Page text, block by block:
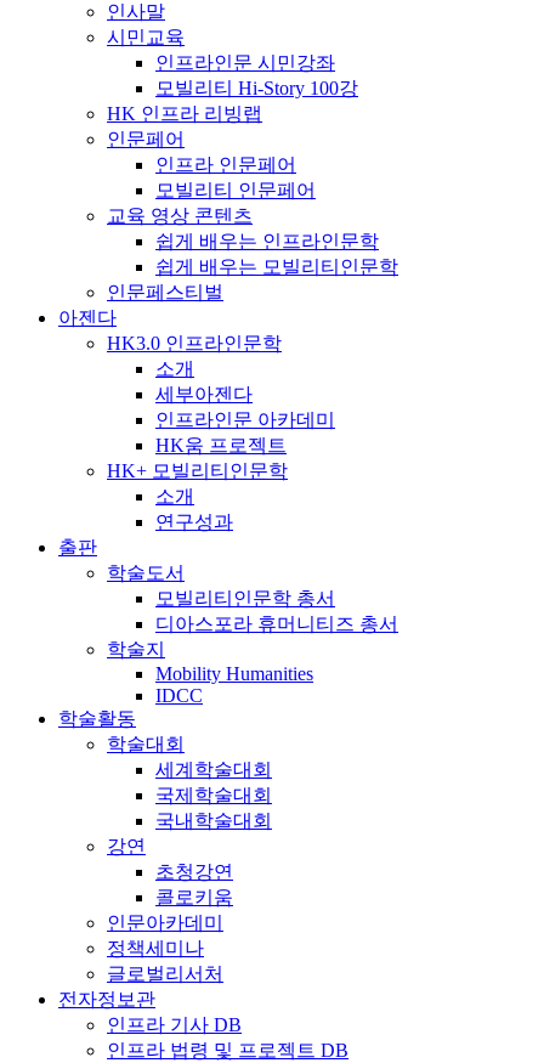
인사말
시민교육
인프라인문 시민강좌
모빌리티 Hi-Story 100강
HK 인프라 리빙랩
인문페어
인프라 인문페어
모빌리티 인문페어
교육 영상 콘텐츠
쉽게 배우는 인프라인문학
쉽게 배우는 모빌리티인문학
인문페스티벌
아젠다
HK3.0 인프라인문학
소개
세부아젠다
인프라인문 아카데미
HK움 프로젝트
HK+ 모빌리티인문학
소개
연구성과
출판
학술도서
모빌리티인문학 총서
디아스포라 휴머니티즈 총서
학술지
Mobility Humanities
IDCC
학술활동
학술대회
세계학술대회
국제학술대회
국내학술대회
강연
초청강연
콜로키움
인문아카데미
정책세미나
글로벌리서처
전자정보관
인프라 기사 DB
인프라 법령 및 프로젝트 DB